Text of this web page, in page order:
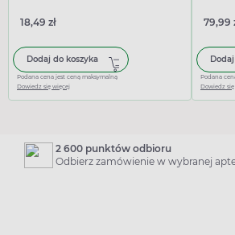
18,49 zł
Dodaj do koszyka
Podana cena jest ceną maksymalną
Dowiedz się więcej
79,99
Podana
Dowiedz
2 600 punktów odbioru
Odbierz zamówienie w wybranej